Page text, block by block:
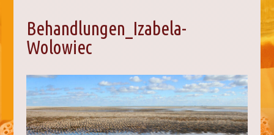
Behandlungen_Izabela-
Wolowiec